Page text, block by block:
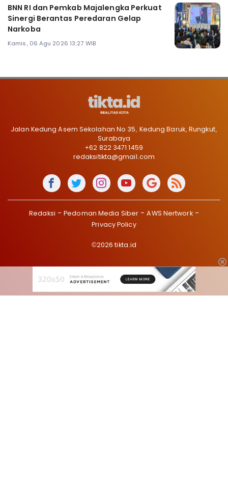
BNN RI dan Pemkab Majalengka Perkuat
Sinergi Berantas Peredaran Gelap
Narkoba
Kamis, 06 Agu 2026 13:27 WIB
Jalan Kedung Asem Sekolahan No 35, Kedung Baruk, Rungkut,
Surabaya
+62 822 3471 1459
redaksitikta@gmail.com
Redaksi Pedoman Media Siber
AWS Nertwork
Privacy Policy
©2026 tikta.id